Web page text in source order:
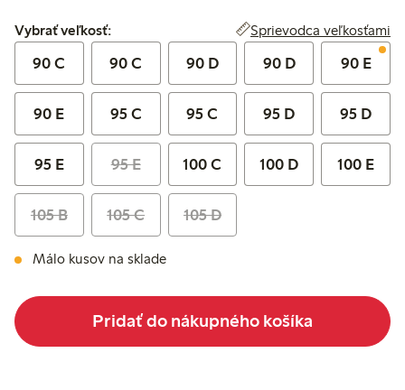
Vybrať veľkosť:
Vybrať veľkosť: Sprievodca veľkosťami
90 C 90 C 90 D 90 D 90 E
90 E 95 C 95 C 95 D 95 D
95 E 95 E 100 C 100 D 100 E
105 B 105 C 105 D
Málo kusov na sklade
Pridať do nákupného košíka